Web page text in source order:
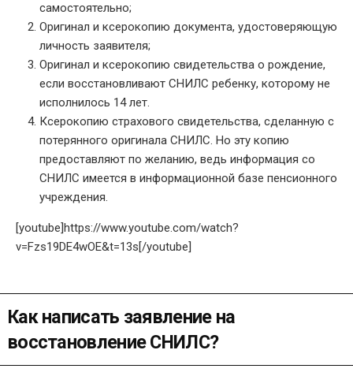
самостоятельно;
Оригинал и ксерокопию документа, удостоверяющую
личность заявителя;
Оригинал и ксерокопию свидетельства о рождение,
если восстановливают СНИЛС ребенку, которому не
исполнилось 14 лет.
Ксерокопию страхового свидетельства, сделанную с
потерянного оригинала СНИЛС. Но эту копию
предоставляют по желанию, ведь информация со
СНИЛС имеется в информационной базе пенсионного
учреждения.
[youtube]https://www.youtube.com/watch?
v=Fzs19DE4wOE&t=13s[/youtube]
Как написать заявление на
восстановление СНИЛС?